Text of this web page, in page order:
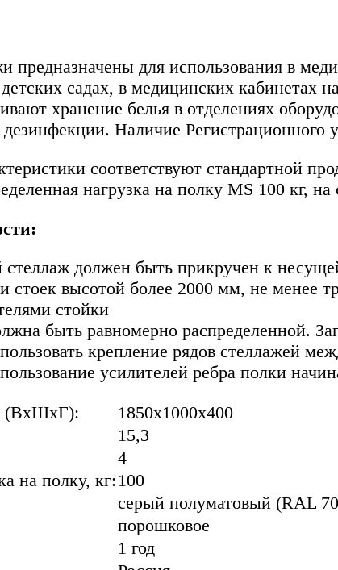
предназначены для использования в
садах, в медицинских
хранение белья в отделениях
Наличие
соответствуют стандартной
нагрузка на полку MS 100 кг, на
стеллаж должен быть прикручен к
стоек высотой более 2000 мм, не
стойки
быть равномерно распределенной.
крепление рядов стеллажей
усилителей ребра полки
(ВхШхГ):
1850x1000x400
15,3
4
на полку, кг: 100
cерый полуматовый (RAL
порошковое
1 год